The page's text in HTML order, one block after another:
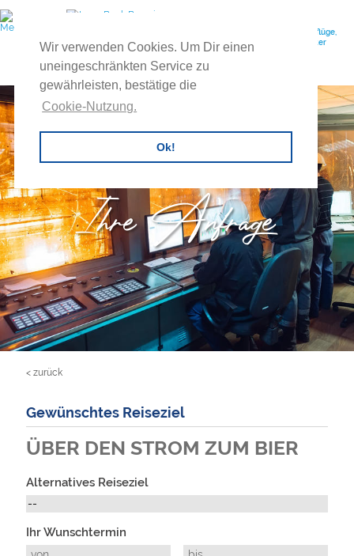
Wir verwenden Cookies. Um Dir einen
uneingeschränkten Service zu
gewährleisten, bestätige die
Cookie-Nutzung.
Ok!
Ihr Reiseveranstalter für individuelle Gruppenreisen, Feuerwehrausflüge,
Vereinsreisen, Betriebsausflüge, Exkursionen, Tagesreisen, Buscharter
uvm.
Ihre Anfrage
< zurück
Gewünschtes Reiseziel
ÜBER DEN STROM ZUM BIER
Alternatives Reiseziel
Ihr Wunschtermin